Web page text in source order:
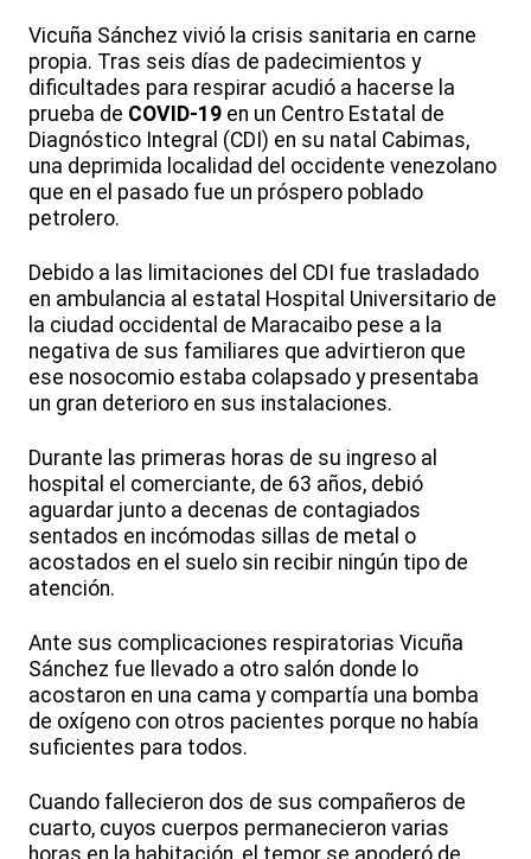
Vicuña Sánchez vivió la crisis sanitaria en carne
propia. Tras seis días de padecimientos y
dificultades para respirar acudió a hacerse la
prueba de COVID-19 en un Centro Estatal de
Diagnóstico Integral (CDI) en su natal Cabimas,
una deprimida localidad del occidente venezolano
que en el pasado fue un próspero poblado
petrolero.
Debido a las limitaciones del CDI fue trasladado
en ambulancia al estatal Hospital Universitario de
la ciudad occidental de Maracaibo pese a la
negativa de sus familiares que advirtieron que
ese nosocomio estaba colapsado y presentaba
un gran deterioro en sus instalaciones.
Durante las primeras horas de su ingreso al
hospital el comerciante, de 63 años, debió
aguardar junto a decenas de contagiados
sentados en incómodas sillas de metal o
acostados en el suelo sin recibir ningún tipo de
atención.
Ante sus complicaciones respiratorias Vicuña
Sánchez fue llevado a otro salón donde lo
acostaron en una cama y compartía una bomba
de oxígeno con otros pacientes porque no había
suficientes para todos.
Cuando fallecieron dos de sus compañeros de
cuarto, cuyos cuerpos permanecieron varias